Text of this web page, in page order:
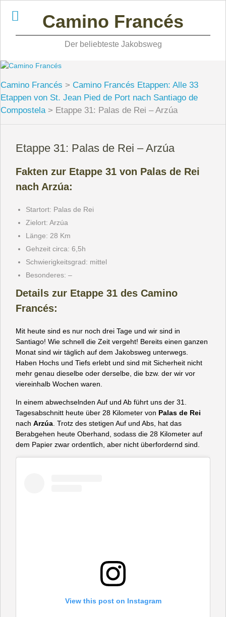
Camino Francés
Der beliebteste Jakobsweg
Camino Francés > Camino Francés Etappen: Alle 33
Etappen von St. Jean Pied de Port nach Santiago de
Compostela> Etappe 31: Palas de Rei – Arzúa
Etappe 31: Palas de Rei – Arzúa
Fakten zur Etappe 31 von Palas de Rei
nach Arzúa:
Startort: Palas de Rei
Zielort: Arzúa
Länge: 28 Km
Gehzeit circa: 6,5h
Schwierigkeitsgrad: mittel
Besonderes: –
Details zur Etappe 31 des Camino
Francés:
Mit heute sind es nur noch drei Tage und wir sind in
Santiago! Wie schnell die Zeit vergeht! Bereits einen ganzen
Monat sind wir täglich auf dem Jakobsweg unterwegs.
Haben Hochs und Tiefs erlebt und sind mit Sicherheit nicht
mehr genau dieselbe oder derselbe, die bzw. der wir vor
viereinhalb Wochen waren.
In einem abwechselnden Auf und Ab führt uns der 31.
Tagesabschnitt heute über 28 Kilometer von Palas de Rei
nach Arzúa . Trotz des stetigen Auf und Abs, hat das
Berabgehen heute Oberhand, sodass die 28 Kilometer auf
dem Papier zwar ordentlich, aber nicht überfordernd sind.
View this post on Instagram